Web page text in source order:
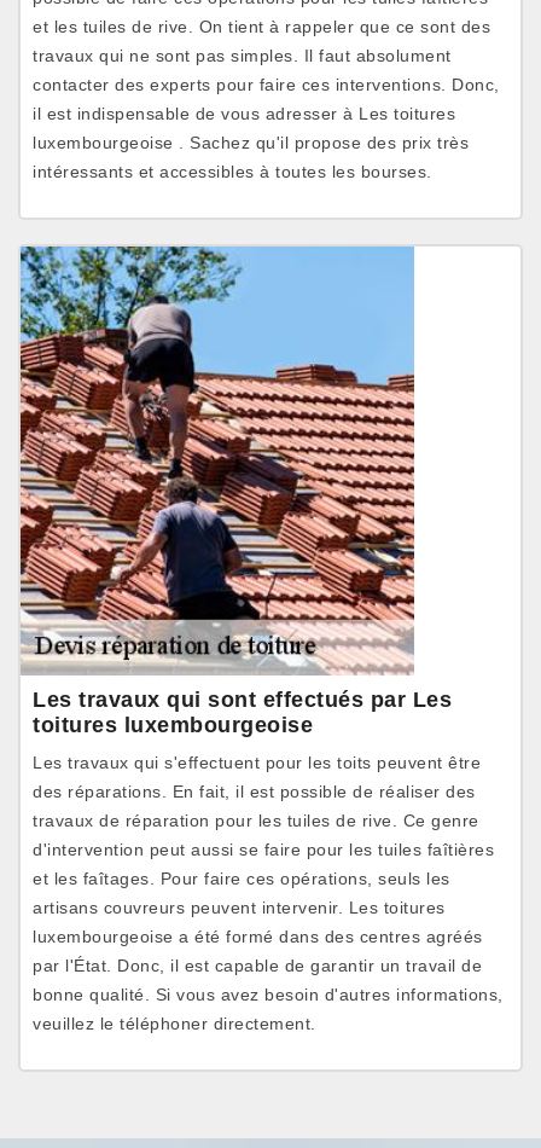
et les tuiles de rive. On tient à rappeler que ce sont des
travaux qui ne sont pas simples. Il faut absolument
contacter des experts pour faire ces interventions. Donc,
il est indispensable de vous adresser à Les toitures
luxembourgeoise . Sachez qu'il propose des prix très
intéressants et accessibles à toutes les bourses.
Les travaux qui sont effectués par Les
toitures luxembourgeoise
Les travaux qui s'effectuent pour les toits peuvent être
des réparations. En fait, il est possible de réaliser des
travaux de réparation pour les tuiles de rive. Ce genre
d'intervention peut aussi se faire pour les tuiles faîtières
et les faîtages. Pour faire ces opérations, seuls les
artisans couvreurs peuvent intervenir. Les toitures
luxembourgeoise a été formé dans des centres agréés
par l'État. Donc, il est capable de garantir un travail de
bonne qualité. Si vous avez besoin d'autres informations,
veuillez le téléphoner directement.